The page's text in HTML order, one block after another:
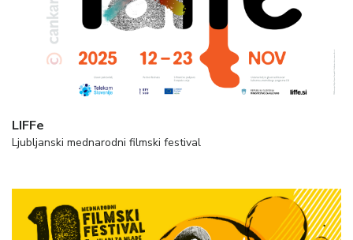
LIFFe
Ljubljanski mednarodni filmski festival